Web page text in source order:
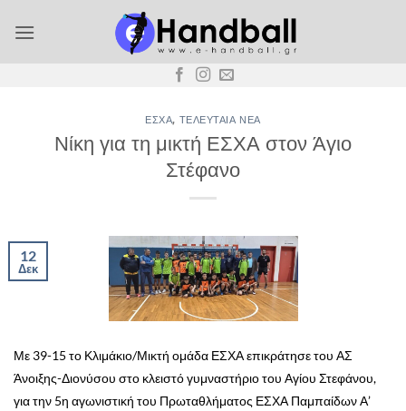
στο
ΕΣΧΑ, ΤΕΛΕΥΤΑΊΑ ΝΈΑ
Νίκη για τη μικτή ΕΣΧΑ στον Άγιο
Στέφανο
12
Δεκ
Με 39-15 το Κλιμάκιο/Μικτή ομάδα ΕΣΧΑ επικράτησε του ΑΣ
Άνοιξης-Διονύσου στο κλειστό γυμναστήριο του Αγίου Στεφάνου,
για την 5η αγωνιστική του Πρωταθλήματος ΕΣΧΑ Παμπαίδων Α’